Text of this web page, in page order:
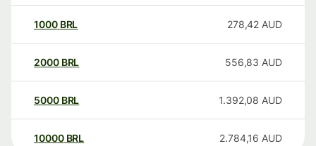
1000 BRL 278,42 AUD
2000 BRL 556,83 AUD
5000 BRL 1.392,08 AUD
10000 BRL 2.784,16 AUD